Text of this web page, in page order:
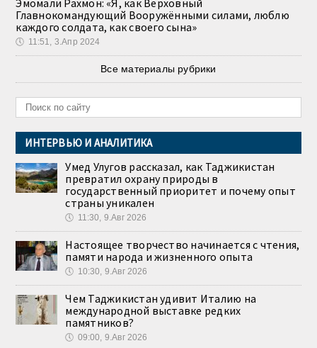
Эмомали Рахмон: «Я, как Верховный
Главнокомандующий Вооружёнными силами, люблю
каждого солдата, как своего сына»
🕔 11:51, 3.Апр 2024
Все материалы рубрики
ИНТЕРВЬЮ И АНАЛИТИКА
Умед Улугов рассказал, как Таджикистан
превратил охрану природы в
государственный приоритет и почему опыт
страны уникален
🕔 11:30, 9.Авг 2026
Настоящее творчество начинается с чтения,
памяти народа и жизненного опыта
🕔 10:30, 9.Авг 2026
Чем Таджикистан удивит Италию на
международной выставке редких
памятников?
🕔 09:00, 9.Авг 2026